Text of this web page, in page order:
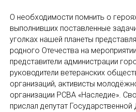
О необходимости помнить о
выполнивших поставленные
уголках нашей планеты
родного Отечества на
представители администрации
руководители ветеранских
организаций, активисты
организации РСВА «Наследие».
прислал депутат